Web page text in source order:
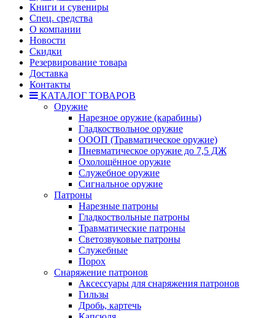
Книги и сувениры
Спец. средства
О компании
Новости
Скидки
Резервирование товара
Доставка
Контакты
КАТАЛОГ ТОВАРОВ
Оружие
Нарезное оружие (карабины)
Гладкоствольное оружие
ОООП (Травматическое оружие)
Пневматическое оружие до 7,5 ДЖ
Охолощённое оружие
Служебное оружие
Сигнальное оружие
Патроны
Нарезные патроны
Гладкоствольные патроны
Травматические патроны
Светозвуковые патроны
Служебные
Порох
Снаряжение патронов
Аксессуары для снаряжения патронов
Гильзы
Дробь, картечь